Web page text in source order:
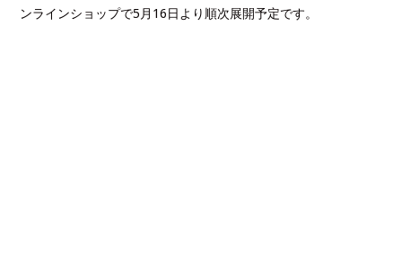
ンラインショップで5月16日より順次展開予定です。